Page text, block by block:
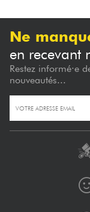
Ne
en recevant
Restez informé·e
nouveautés...